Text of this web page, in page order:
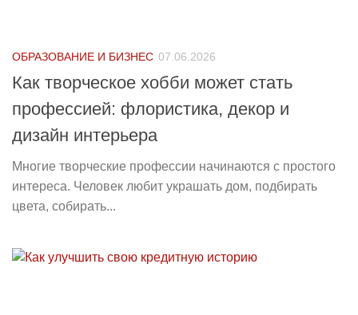
ОБРАЗОВАНИЕ И БИЗНЕС 07.06.2026
Как творческое хобби может стать
профессией: флористика, декор и
дизайн интерьера
Многие творческие профессии начинаются с простого
интереса. Человек любит украшать дом, подбирать
цвета, собирать...